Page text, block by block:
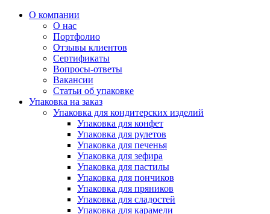
О компании
О нас
Портфолио
Отзывы клиентов
Сертификаты
Вопросы-ответы
Вакансии
Статьи об упаковке
Упаковка на заказ
Упаковка для кондитерских изделий
Упаковка для конфет
Упаковка для рулетов
Упаковка для печенья
Упаковка для зефира
Упаковка для пастилы
Упаковка для пончиков
Упаковка для пряников
Упаковка для сладостей
Упаковка для карамели